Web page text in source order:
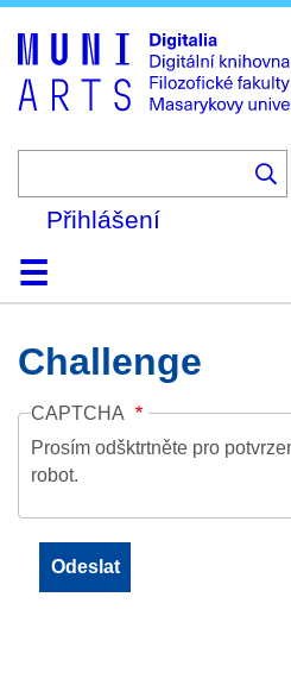
to
main
Přihlášení
DomůKolekce
Prohlížení
Vyhledávání
O platformě
Nápověda
Kontakt
Challenge
CAPTCHA
Prosím odšktrtněte pro
robot.